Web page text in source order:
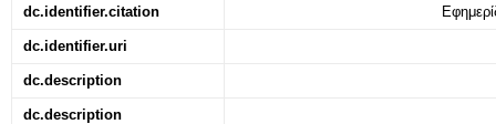
dc.identifier.citation
dc.identifier.uri
dc.description
dc.description